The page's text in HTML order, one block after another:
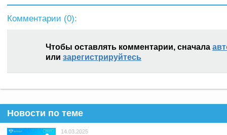
Комментарии (0):
Чтобы оставлять комментарии, сначала
или зарегистрируйтесь
Новости по теме
14.03.2025